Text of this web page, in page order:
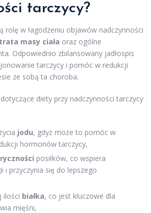
tarczycy?
rolę w łagodzeniu objawów nadczynności
masy ciała oraz ogólne
Odpowiednio zbilansowany jadłospis
tarczycy i pomóc w redukcji
ze sobą ta choroba.
diety przy nadczynności tarczycy
jodu, gdyż może to pomóc w
hormonów tarczycy,
posiłków, co wspiera
i przyczynia się do lepszego
ilości białka, co jest kluczowe dla
mięśni,